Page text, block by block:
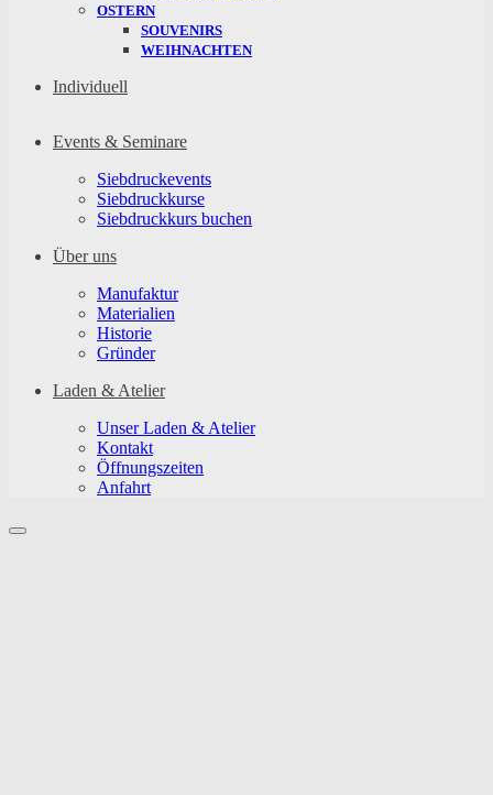
OSTERN
SOUVENIRS
WEIHNACHTEN
Individuell
Events & Seminare
Siebdruckevents
Siebdruckkurse
Siebdruckkurs buchen
Über uns
Manufaktur
Materialien
Historie
Gründer
Laden & Atelier
Unser Laden & Atelier
Kontakt
Öffnungszeiten
Anfahrt